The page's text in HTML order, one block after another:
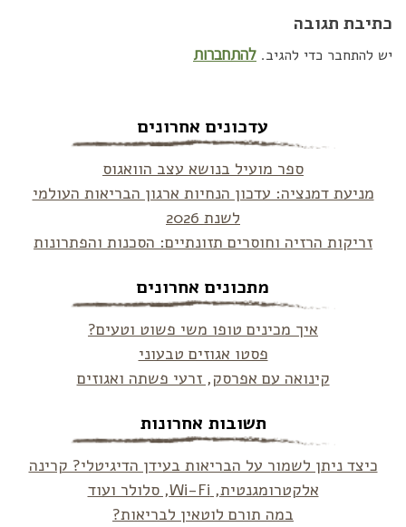
כתיבת תגובה
יש להתחבר כדי להגיב. להתחברות
עדכונים אחרונים
ספר מועיל בנושא עצב הוואגוס
מניעת דמנציה: עדכון הנחיות ארגון הבריאות העולמי
לשנת 2026
זריקות הרזיה וחוסרים תזונתיים: הסכנות והפתרונות
מתכונים אחרונים
איך מכינים טופו משי פשוט וטעים?
פסטו אגוזים טבעוני
קינואה עם אפרסק, זרעי פשתה ואגוזים
תשובות אחרונות
כיצד ניתן לשמור על הבריאות בעידן הדיגיטלי? קרינה
אלקטרומגנטית, Wi-Fi, סלולר ועוד
במה תורם לוטאין לבריאות?